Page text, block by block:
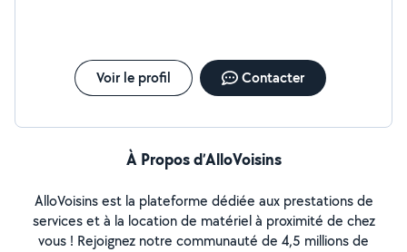
Voir le profil Contacter
À Propos d’AlloVoisins
AlloVoisins est la plateforme dédiée aux prestations de
services et à la location de matériel à proximité de chez
vous ! Rejoignez notre communauté de 4,5 millions de